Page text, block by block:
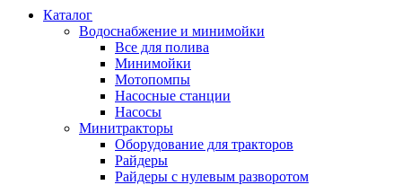
Каталог
Водоснабжение и минимойки
Все для полива
Минимойки
Мотопомпы
Насосные станции
Насосы
Минитракторы
Оборудование для тракторов
Райдеры
Райдеры с нулевым разворотом